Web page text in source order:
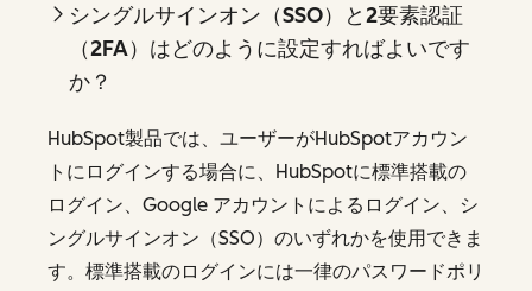
シングルサインオン（SSO）と2要素認証
（2FA）はどのように設定すればよいです
か？
HubSpot製品では、ユーザーがHubSpotアカウン
トにログインする場合に、HubSpotに標準搭載の
ログイン、Google アカウントによるログイン、シ
ングルサインオン（SSO）のいずれかを使用できま
す。標準搭載のログインには一律のパスワードポリ